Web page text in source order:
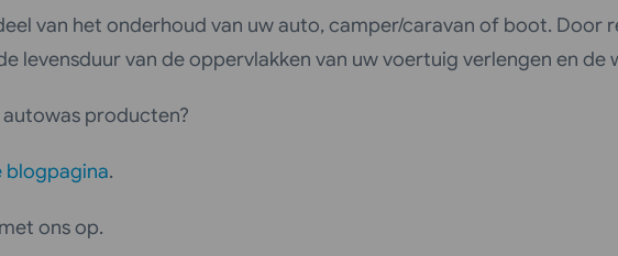
van het onderhoud van uw auto, camper/caravan of boot. Door
levensduur van de oppervlakken van uw voertuig verlengen en de
producten?
blogpagina.
met ons op.